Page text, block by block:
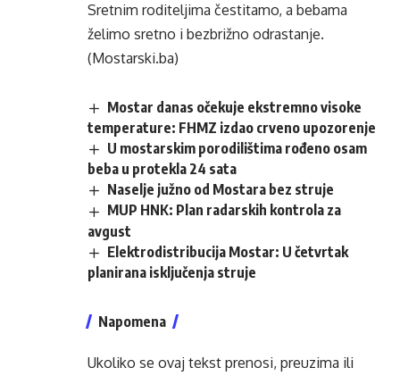
Sretnim roditeljima čestitamo, a bebama
želimo sretno i bezbrižno odrastanje.
(Mostarski.ba)
Mostar danas očekuje ekstremno visoke
temperature: FHMZ izdao crveno upozorenje
U mostarskim porodilištima rođeno osam
beba u protekla 24 sata
Naselje južno od Mostara bez struje
MUP HNK: Plan radarskih kontrola za
avgust
Elektrodistribucija Mostar: U četvrtak
planirana isključenja struje
Napomena
Ukoliko se ovaj tekst prenosi, preuzima ili